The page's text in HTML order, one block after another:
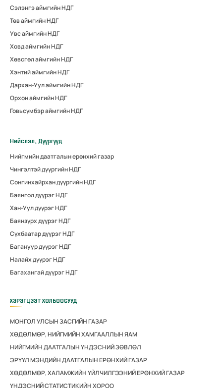
Сэлэнгэ аймгийн НДГ
Төв аймгийн НДГ
Увс аймгийн НДГ
Ховд аймгийн НДГ
Хөвсгөл аймгийн НДГ
Хэнтий аймгийн НДГ
Дархан-Уул аймгийн НДГ
Орхон аймгийн НДГ
Говьсүмбэр аймгийн НДГ
Нийслэл, Дүүргүүд
Нийгмийн даатгалын ерөнхий газар
Чингэлтэй дүүргийн НДГ
Сонгинхайрхан дүүргийн НДГ
Баянгол дүүрэг НДГ
Хан-Уул дүүрэг НДГ
Баянзүрх дүүрэг НДГ
Сүхбаатар дүүрэг НДГ
Багануур дүүрэг НДГ
Налайх дүүрэг НДГ
Багахангай дүүрэг НДГ
ХЭРЭГЦЭЭТ ХОЛБООСУУД
МОНГОЛ УЛСЫН ЗАСГИЙН ГАЗАР
ХӨДӨЛМӨР, НИЙГМИЙН ХАМГААЛЛЫН ЯАМ
НИЙГМИЙН ДААТГАЛЫН ҮНДЭСНИЙ ЗӨВЛӨЛ
ЭРҮҮЛ МЭНДИЙН ДААТГАЛЫН ЕРӨНХИЙ ГАЗАР
ХӨДӨЛМӨР, ХАЛАМЖИЙН ҮЙЛЧИЛГЭЭНИЙ ЕРӨНХИЙ ГАЗАР
ҮНДЭСНИЙ СТАТИСТИКИЙН ХОРОО